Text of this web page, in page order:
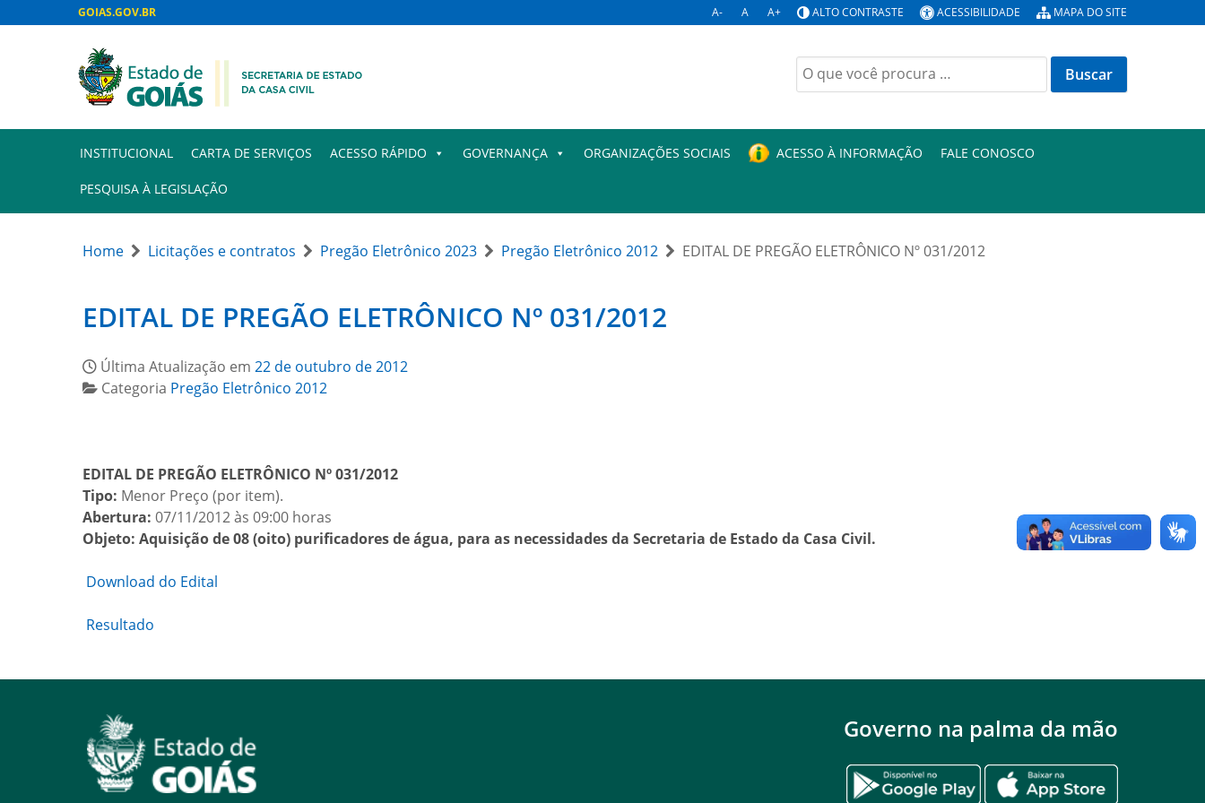
GOIAS.GOV.BR A- A A+ ALTO CONTRASTE ACESSIBILIDADE MAPA DO SITE
Buscar
por:
INSTITUCIONAL CARTA DE SERVIÇOS ACESSO RÁPIDO GOVERNANÇA ORGANIZAÇÕES SOCIAIS ACESSO À INFORMAÇÃO FALE CONOSCO
PESQUISA À LEGISLAÇÃO
Home Licitações e contratos Pregão Eletrônico 2023 Pregão Eletrônico 2012 EDITAL DE PREGÃO ELETRÔNICO Nº 031/2012
EDITAL DE PREGÃO ELETRÔNICO Nº 031/2012
Última Atualização em 22 de outubro de 2012
Categoria Pregão Eletrônico 2012
EDITAL DE PREGÃO ELETRÔNICO Nº 031/2012
Tipo: Menor Preço (por item).
Abertura: 07/11/2012 às 09:00 horas
Objeto: Aquisição de 08 (oito) purificadores de água, para as necessidades da Secretaria de Estado da Casa Civil.
Download do Edital
Resultado
Governo na palma da mão